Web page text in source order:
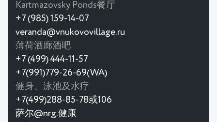
Kartmazovsky Ponds餐厅
+7 (985) 159-14-07
veranda@vnukovovillage.ru
薄荷酒廊酒吧
+7 (499) 444-11-57
+7(991)779-26-69(WA)
健身、泳池及水疗
+7(499)288-85-78或106
萨尔@nrg.健康